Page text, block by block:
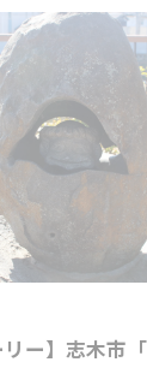
リー】志木市